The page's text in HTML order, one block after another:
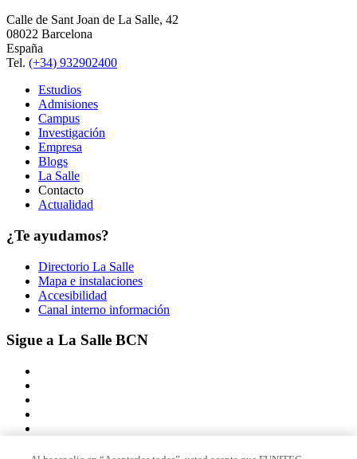
Calle de Sant Joan de La Salle, 42
08022 Barcelona
España
Tel. (+34) 932902400
Estudios
Admisiones
Campus
Investigación
Empresa
Blogs
La Salle
Contacto
Actualidad
¿Te ayudamos?
Directorio La Salle
Mapa e instalaciones
Accesibilidad
Canal interno información
Sigue a La Salle BCN